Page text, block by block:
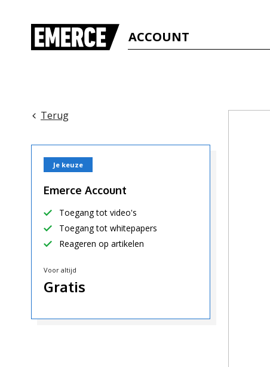
ACCOUNT
Terug
Je keuze
Emerce Account
Toegang tot video's
Toegang tot whitepapers
Reageren op artikelen
Voor altijd
Gratis